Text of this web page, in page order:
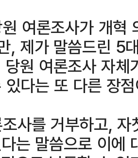
여론조사가 개혁
, 제가 말씀드린 5
원 여론조사 자
다는 또 다른 장
사를 거부하고,
는 말씀으로 이에